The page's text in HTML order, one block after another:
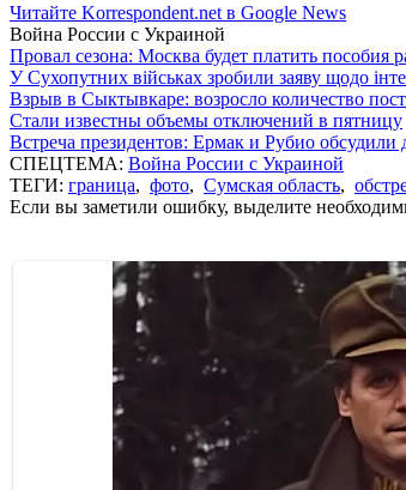
Читайте Korrespondent.net в Google News
Война России с Украиной
Провал сезона: Москва будет платить пособия
У Сухопутних військах зробили заяву щодо
Взрыв в Сыктывкаре: возросло количество
Стали известны объемы отключений в пятницу
Встреча президентов: Ермак и Рубио обсудили
СПЕЦТЕМА: Война России с Украиной
ТЕГИ: граница, фото, Сумская область,
Если вы заметили ошибку, выделите